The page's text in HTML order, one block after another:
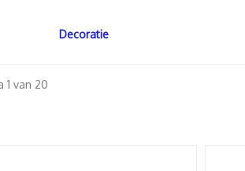
Decoratie
1 van 20